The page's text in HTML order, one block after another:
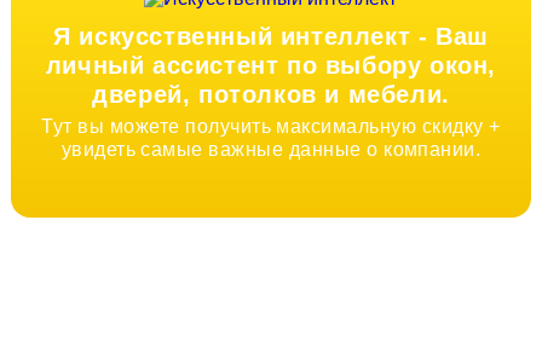
Я искусственный интеллект - Ваш
личный ассистент по выбору окон,
дверей, потолков и мебели.
Тут вы можете получить максимальную скидку +
увидеть самые важные данные о компании.